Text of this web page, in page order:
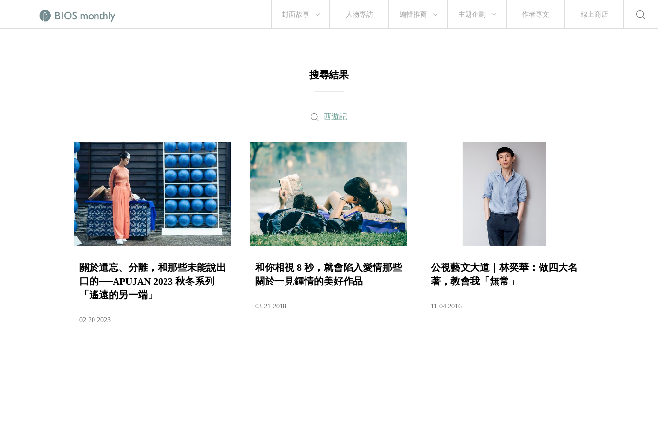
封面故事 人物專訪 編輯推薦 主題企劃 作者專文 線上商店
搜尋結果
西遊記
關於遺忘、分離，和那些未能說出
口的──APUJAN 2023 秋冬系列
「遙遠的另一端」
02.20.2023
和你相視 8 秒，就會陷入愛情那些
關於一見鍾情的美好作品
03.21.2018
公視藝文大道｜林奕華：做四大名
著，教會我「無常」
11.04.2016